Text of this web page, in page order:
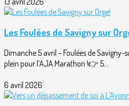
Les Foulées de Savigny sur
Dimanche 5 avril – Foulées de
plein pour l’AJA Marathon !👉 5...
6 avril 2026